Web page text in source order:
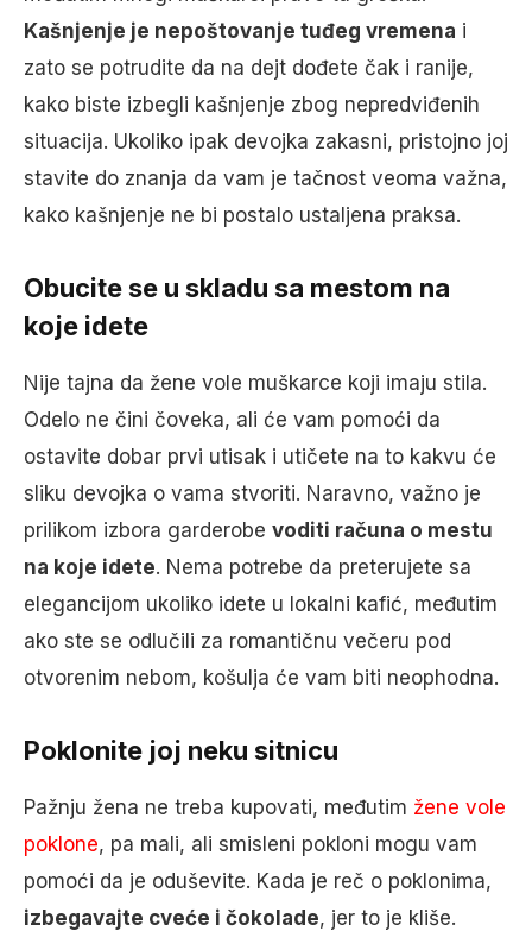
Kašnjenje je nepoštovanje tuđeg vremena i
zato se potrudite da na dejt dođete čak i ranije,
kako biste izbegli kašnjenje zbog nepredviđenih
situacija. Ukoliko ipak devojka zakasni, pristojno joj
stavite do znanja da vam je tačnost veoma važna,
kako kašnjenje ne bi postalo ustaljena praksa.
Obucite se u skladu sa mestom na
koje idete
Nije tajna da žene vole muškarce koji imaju stila.
Odelo ne čini čoveka, ali će vam pomoći da
ostavite dobar prvi utisak i utičete na to kakvu će
sliku devojka o vama stvoriti. Naravno, važno je
prilikom izbora garderobe voditi računa o mestu
na koje idete. Nema potrebe da preterujete sa
elegancijom ukoliko idete u lokalni kafić, međutim
ako ste se odlučili za romantičnu večeru pod
otvorenim nebom, košulja će vam biti neophodna.
Poklonite joj neku sitnicu
Pažnju žena ne treba kupovati, međutim žene vole
poklone, pa mali, ali smisleni pokloni mogu vam
pomoći da je oduševite. Kada je reč o poklonima,
izbegavajte cveće i čokolade, jer to je kliše.